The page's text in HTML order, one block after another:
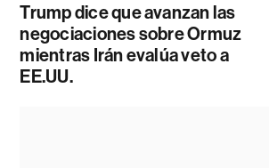
Trump dice que avanzan las
negociaciones sobre Ormuz
mientras Irán evalúa veto a
EE.UU.